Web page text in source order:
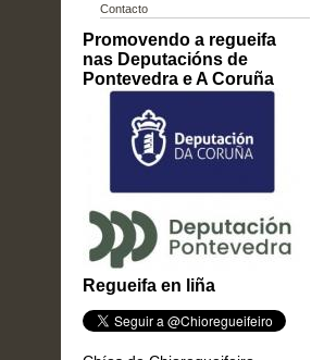
Contacto
Promovendo a regueifa
nas Deputacións de
Pontevedra e A Coruña
Regueifa en liña